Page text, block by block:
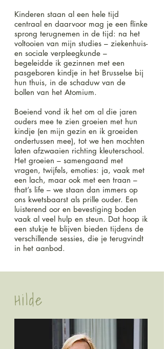
Kinderen staan al een hele tijd
centraal en daarvoor mag je een flinke
sprong terugnemen in de tijd: na het
voltooien van mijn studies – ziekenhuis-
en sociale verpleegkunde –
begeleidde ik gezinnen met een
pasgeboren kindje in het Brusselse bij
hun thuis, in de schaduw van de
bollen van het Atomium.
Boeiend vond ik het om al die jaren
ouders mee te zien groeien met hun
kindje (en mijn gezin en ik groeiden
ondertussen mee), tot we hen mochten
laten afzwaaien richting kleuterschool.
Het groeien – samengaand met
vragen, twijfels, emoties: ja, vaak met
een lach, maar ook met een traan –
that’s life – we staan dan immers op
ons kwetsbaarst als prille ouder. Een
luisterend oor en bevestiging boden
vaak al veel hulp en steun. Dat hoop ik
een stukje te blijven bieden tijdens de
verschillende sessies, die je terugvindt
in het aanbod.
Hilde